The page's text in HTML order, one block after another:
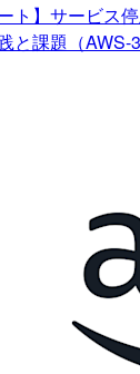
ト】サービス
と課題（AWS-